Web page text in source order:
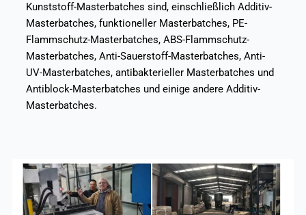
Kunststoff-Masterbatches sind, einschließlich Additiv-
Masterbatches, funktioneller Masterbatches, PE-
Flammschutz-Masterbatches, ABS-Flammschutz-
Masterbatches, Anti-Sauerstoff-Masterbatches, Anti-
UV-Masterbatches, antibakterieller Masterbatches und
Antiblock-Masterbatches und einige andere Additiv-
Masterbatches.